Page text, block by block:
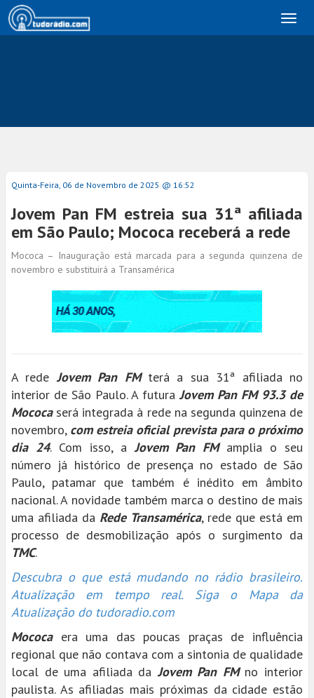
Quinta-Feira, 06 de Novembro de 2025 @ 16:52
Jovem Pan FM estreia sua 31ª afiliada
em São Paulo; Mococa receberá a rede
Mococa – Inauguração está marcada para a segunda quinzena de
novembro e substituirá a Transamérica
A redeJovem Pan FMterá a sua 31ª afiliada no
interior de São Paulo. A futuraJovem Pan FM 93.3 de
Mococaserá integrada à rede na segunda quinzena de
novembro, com estreia oficial prevista para o próximo
dia 24. Com isso, aJovem Pan FMamplia o seu
número já histórico de presença no estado de São
Paulo, patamar que também é inédito em âmbito
nacional. A novidade também marca o destino de mais
uma afiliada da Rede Transamérica, rede que está em
processo de desmobilização após o surgimento da
TMC.
Descubra o que está mudando no rádio brasileiro.
Atualização em tempo real. Siga o Mapa da
Atualização do tudoradio.com
Mococaera uma das poucas praças de influência
regional que não contava com a sintonia de qualidade
local de uma afiliada daJovem Pan FMno interior
paulista. As afiliadas mais próximas da cidade estão